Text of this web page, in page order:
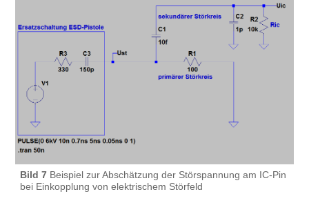
Bild 7Beispiel zur Abschätzung der Störspannung am IC-Pin
bei Einkopplung von elektrischem Störfeld